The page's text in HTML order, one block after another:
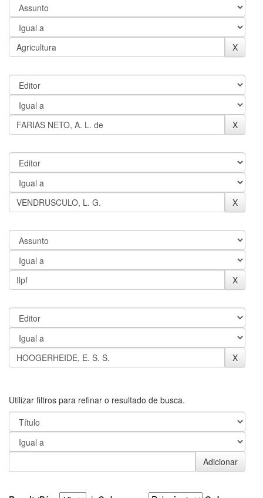
Utilizar filtros para refinar o resultado de busca.